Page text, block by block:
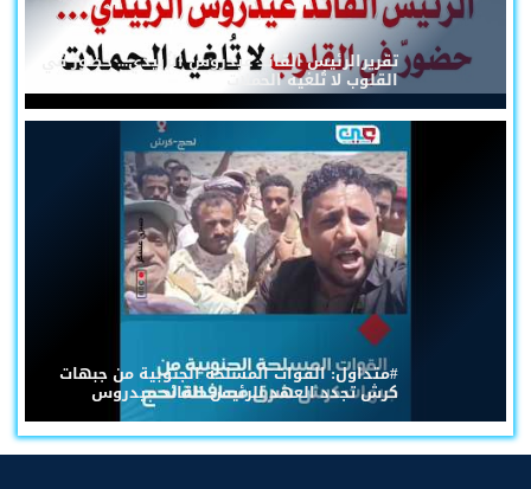
تقريرالرئيس القائد عيدروس الزُبيدي... حضورٌ في
القلوب لا تُلغيه الحملات
#متداول: القوات المسلحة الجنوبية من جبهات
كرش تجدد العهد للرئيس القائد عيدروس